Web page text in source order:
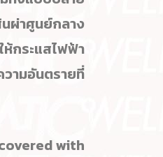
ผ่าศูนย์กลาง
ห้กระแสไฟฟ้า
ามอันตรายที่
with